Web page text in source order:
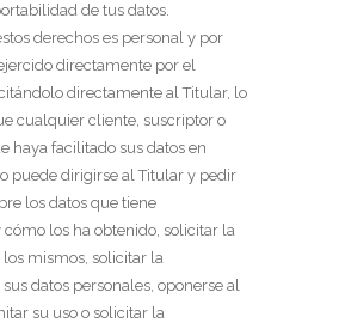
de tus datos.
derechos es personal y por
directamente por el
directamente al Titular, lo
cualquier cliente, suscriptor o
haya facilitado sus datos en
puede dirigirse al Titular y pedir
los datos que tiene
los ha obtenido, solicitar la
mismos, solicitar la
datos personales, oponerse al
su uso o solicitar la